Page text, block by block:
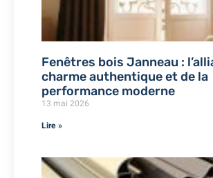
Fenêtres bois Janneau :
charme authentique et de la
performance moderne
13 mai 2026
Lire »